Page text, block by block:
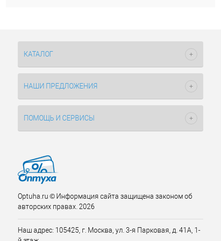
КАТАЛОГ
НАШИ ПРЕДЛОЖЕНИЯ
ПОМОЩЬ И СЕРВИСЫ
Optuha.ru © Информация сайта защищена законом об
авторских правах. 2026
Наш адрес: 105425, г. Москва, ул. 3-я Парковая, д. 41А, 1-